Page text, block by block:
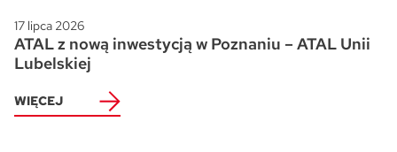
17 lipca 2026
ATAL z nową inwestycją w Poznaniu – ATAL Unii
Lubelskiej
WIĘCEJ